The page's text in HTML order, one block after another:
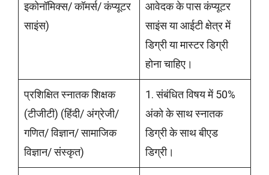
इकोनॉमिक्स/ कॉमर्स/ कंप्यूटर
साइंस)
आवेदक के पास कंप्यूटर
साइंस या आईटी क्षेत्र में
डिग्री या मास्टर डिग्री
होना चाहिए।
प्रशिक्षित स्नातक शिक्षक
(टीजीटी) (हिंदी/ अंग्रेजी/
गणित/ विज्ञान/ सामाजिक
विज्ञान/ संस्कृत)
1. संबंधित विषय में 50%
अंको के साथ स्नातक
डिग्री के साथ बीएड
डिग्री।